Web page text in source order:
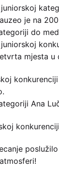
je na
do
mjesta u
Ana